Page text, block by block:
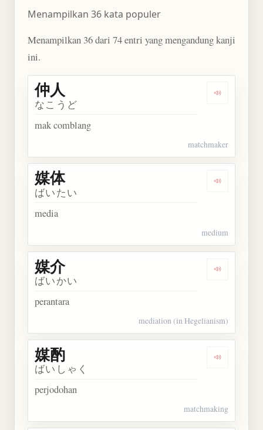
Menampilkan 36 kata populer
Menampilkan 36 dari 74 entri yang mengandung kanji
ini.
Dengarkan
仲人
なこうど
mak comblang
matchmaker
Dengarkan
媒体
ばいたい
media
medium
Dengarkan
媒介
ばいかい
perantara
mediation (in Hegelianism)
Dengarkan
媒酌
ばいしゃく
perjodohan
matchmaking